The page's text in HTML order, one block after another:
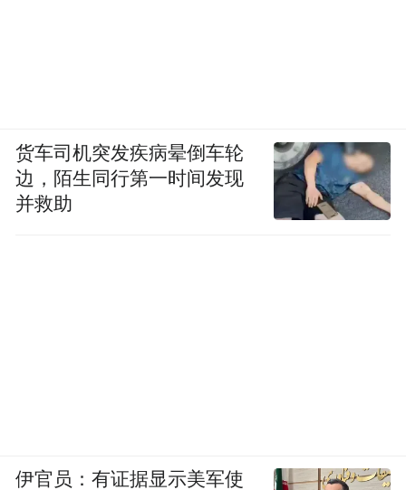
货车司机突发疾病晕倒车轮
边，陌生同行第一时间发现
并救助
伊官员：有证据显示美军使